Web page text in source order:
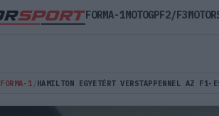
FORMA-1 HAMILTON EGYETÉRT VERSTAPPENNEL AZ F1-
FORMA-1MOTOGPF2/F3